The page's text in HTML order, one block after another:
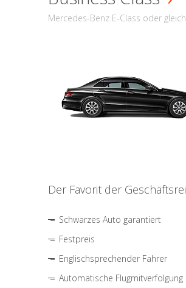
Mercedes-Benz E-Class oder
Der Favorit der
Schwarzes Auto garantiert
Festpreis
Englischsprechender Fahrer
Automatische Flugmitverfolgung